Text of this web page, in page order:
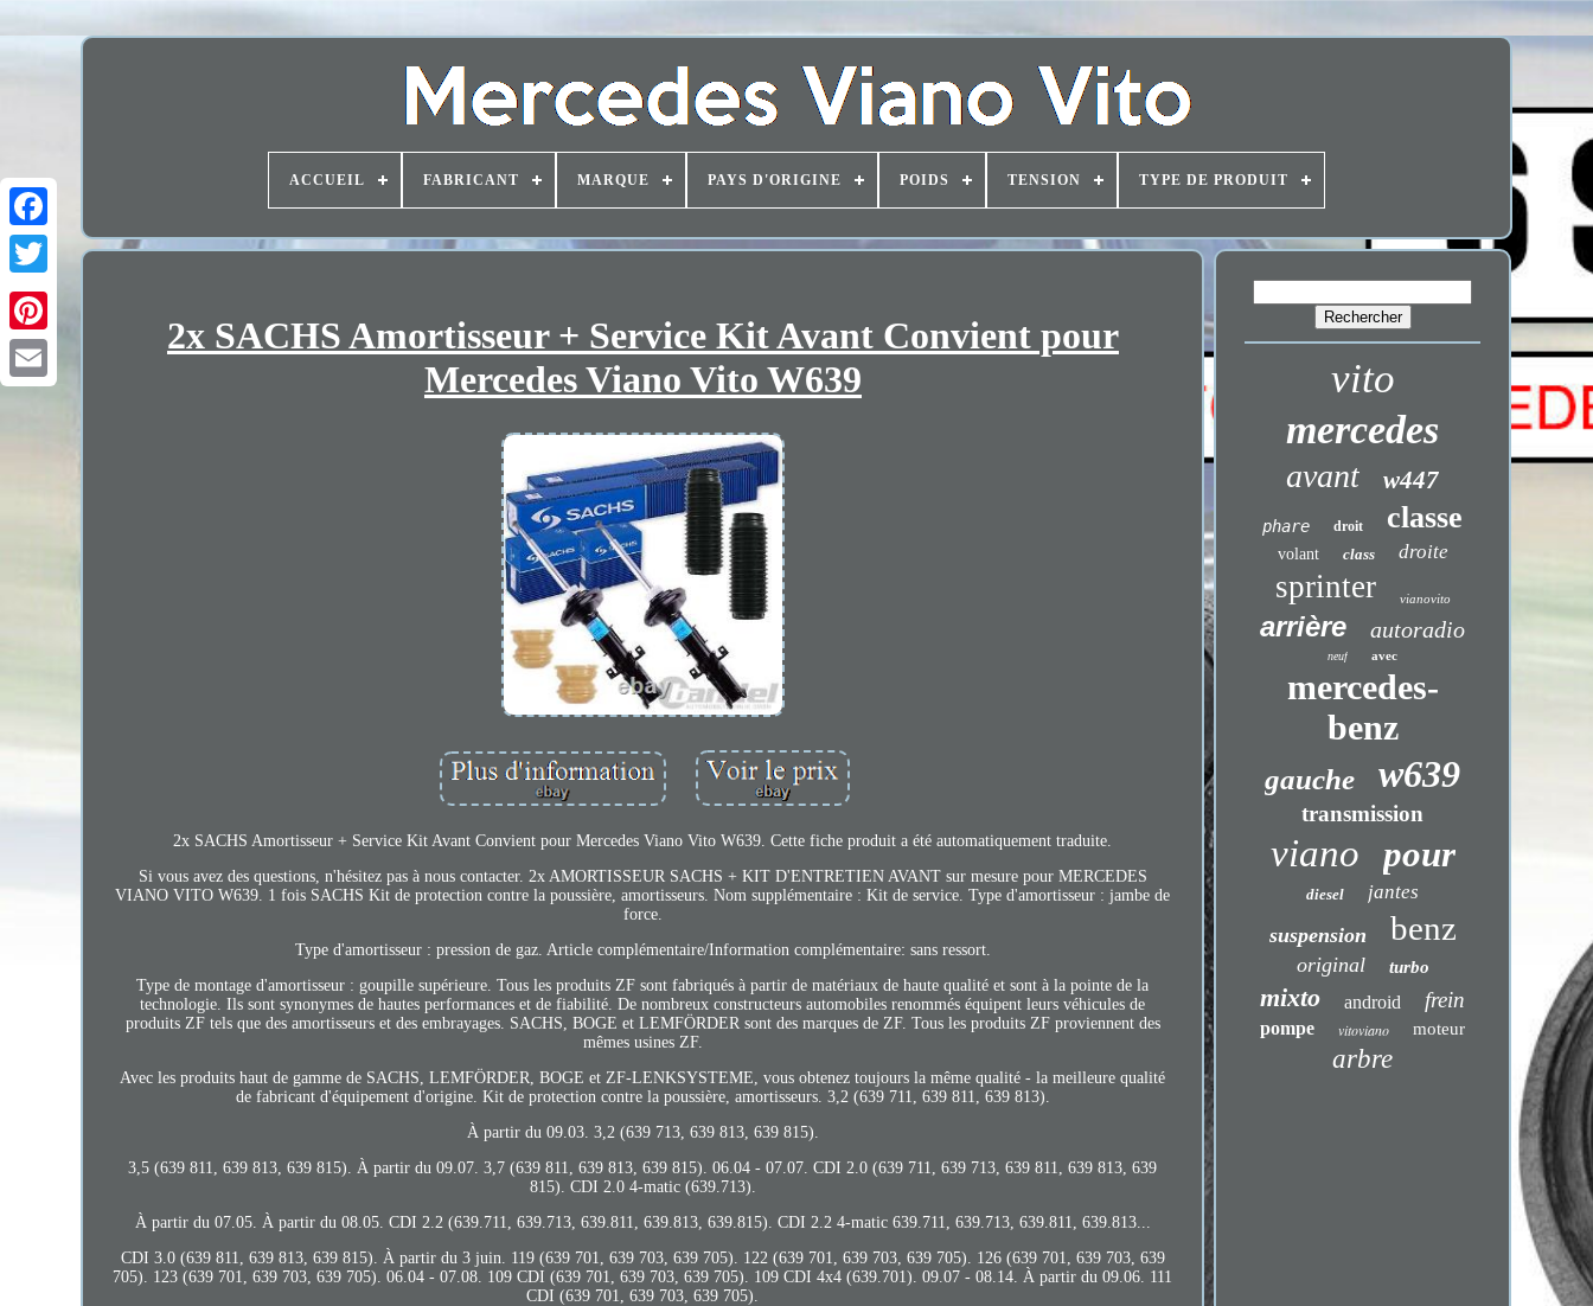
ACCUEIL FABRICANT MARQUE PAYS D'ORIGINE POIDS TENSION TYPE DE PRODUIT
2x SACHS Amortisseur + Service Kit Avant Convient pour
Mercedes Viano Vito W639
2x SACHS Amortisseur + Service Kit Avant Convient pour Mercedes Viano Vito W639. Cette fiche produit a été automatiquement traduite.
Si vous avez des questions, n'hésitez pas à nous contacter. 2x AMORTISSEUR SACHS + KIT D'ENTRETIEN AVANT sur mesure pour MERCEDES
VIANO VITO W639. 1 fois SACHS Kit de protection contre la poussière, amortisseurs. Nom supplémentaire : Kit de service. Type d'amortisseur : jambe de
force.
Type d'amortisseur : pression de gaz. Article complémentaire/Information complémentaire: sans ressort.
Type de montage d'amortisseur : goupille supérieure. Tous les produits ZF sont fabriqués à partir de matériaux de haute qualité et sont à la pointe de la
technologie. Ils sont synonymes de hautes performances et de fiabilité. De nombreux constructeurs automobiles renommés équipent leurs véhicules de
produits ZF tels que des amortisseurs et des embrayages. SACHS, BOGE et LEMFÖRDER sont des marques de ZF. Tous les produits ZF proviennent des
mêmes usines ZF.
Avec les produits haut de gamme de SACHS, LEMFÖRDER, BOGE et ZF-LENKSYSTEME, vous obtenez toujours la même qualité - la meilleure qualité
de fabricant d'équipement d'origine. Kit de protection contre la poussière, amortisseurs. 3,2 (639 711, 639 811, 639 813).
À partir du 09.03. 3,2 (639 713, 639 813, 639 815).
3,5 (639 811, 639 813, 639 815). À partir du 09.07. 3,7 (639 811, 639 813, 639 815). 06.04 - 07.07. CDI 2.0 (639 711, 639 713, 639 811, 639 813, 639
815). CDI 2.0 4-matic (639.713).
À partir du 07.05. À partir du 08.05. CDI 2.2 (639.711, 639.713, 639.811, 639.813, 639.815). CDI 2.2 4-matic 639.711, 639.713, 639.811, 639.813...
CDI 3.0 (639 811, 639 813, 639 815). À partir du 3 juin. 119 (639 701, 639 703, 639 705). 122 (639 701, 639 703, 639 705). 126 (639 701, 639 703, 639
705). 123 (639 701, 639 703, 639 705). 06.04 - 07.08. 109 CDI (639 701, 639 703, 639 705). 109 CDI 4x4 (639.701). 09.07 - 08.14. À partir du 09.06. 111
CDI (639 701, 639 703, 639 705).
vito
mercedes
avant w447
phare droit classe
volant class droite
sprinter vianovito
arrière autoradio
neuf avec
mercedes-
benz
gauche w639
transmission
viano pour
diesel jantes
suspension benz
original turbo
mixto android frein
pompe vitoviano moteur
arbre